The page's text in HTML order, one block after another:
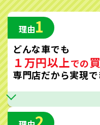
理由1
どんな車でも
１万円以上での
専門店だから実現